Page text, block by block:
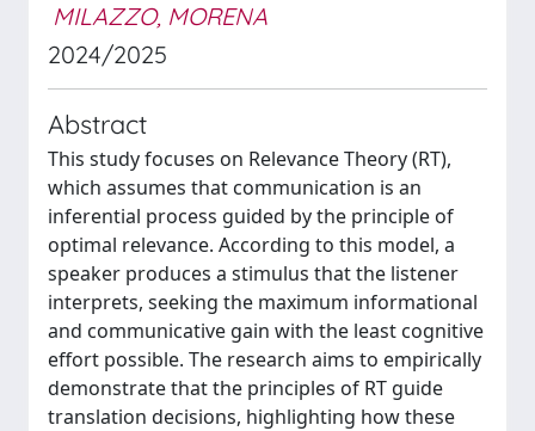
MILAZZO, MORENA
2024/2025
Abstract
This study focuses on Relevance Theory (RT),
which assumes that communication is an
inferential process guided by the principle of
optimal relevance. According to this model, a
speaker produces a stimulus that the listener
interprets, seeking the maximum informational
and communicative gain with the least cognitive
effort possible. The research aims to empirically
demonstrate that the principles of RT guide
translation decisions, highlighting how these